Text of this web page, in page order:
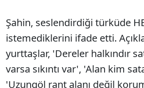
Şahin, seslendirdiği türküde
istemediklerini ifade etti.
yurttaşlar, 'Dereler halkındır
varsa sıkıntı var', 'Alan kim
'Uzungöl rant alanı değil